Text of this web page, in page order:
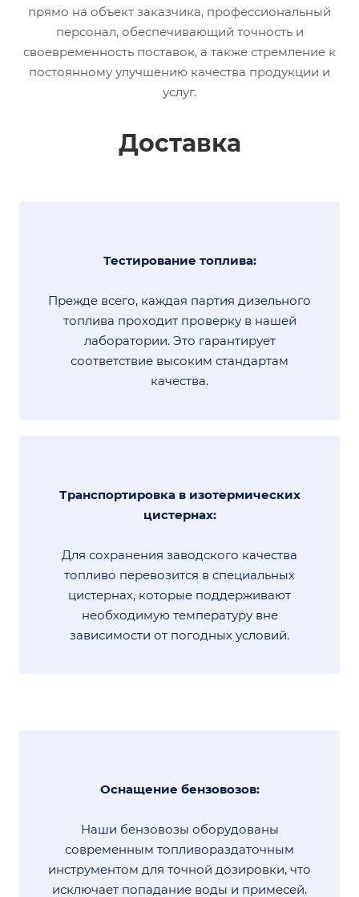
прямо на объект заказчика, профессиональный
персонал, обеспечивающий точность и
своевременность поставок, а также стремление к
постоянному улучшению качества продукции и
услуг.
Доставка
Тестирование топлива:
Прежде всего, каждая партия дизельного
топлива проходит проверку в нашей
лаборатории. Это гарантирует
соответствие высоким стандартам
качества.
Транспортировка в изотермических
цистернах:
Для сохранения заводского качества
топливо перевозится в специальных
цистернах, которые поддерживают
необходимую температуру вне
зависимости от погодных условий.
Оснащение бензовозов:
Наши бензовозы оборудованы
современным топливораздаточным
инструментом для точной дозировки, что
исключает попадание воды и примесей.